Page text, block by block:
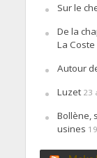
Sur le
De la
La Coste
Autour
Luzet 23
Bollène,
usines